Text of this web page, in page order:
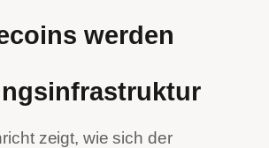
werden
zeigt, wie sich der